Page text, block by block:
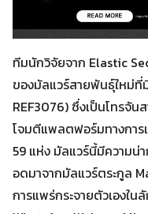
ทีมนักวิจัยจาก Elastic
ของมัลแวร์สายพันธุ์ใหม่ที่
REF3076) ซึ่งเป็นโทรจั
โจมตีแพลตฟอร์มทางการ
59 แห่ง มัลแวร์นี้มีความน่
อดมาจากมัลแวร์ตระกูล
การแพร่กระจายตัวเองใ